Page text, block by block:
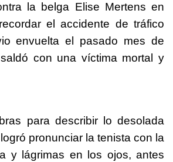
la belga Elise Mertens en
el accidente de tráfico
envuelta el pasado mes de
con una víctima mortal y
para describir lo desolada
pronunciar la tenista con la
y lágrimas en los ojos, antes